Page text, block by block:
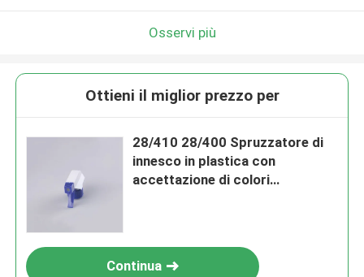
Osservi più
Ottieni il miglior prezzo per
28/410 28/400 Spruzzatore di
innesco in plastica con
accettazione di colori
Continua